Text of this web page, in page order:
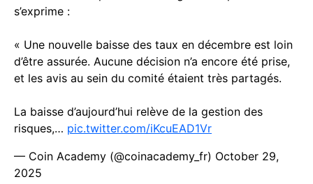
s’exprime :
« Une nouvelle baisse des taux en décembre est loin
d’être assurée. Aucune décision n’a encore été prise,
et les avis au sein du comité étaient très partagés.
La baisse d’aujourd’hui relève de la gestion des
risques,… pic.twitter.com/iKcuEAD1Vr
— Coin Academy (@coinacademy_fr) October 29,
2025